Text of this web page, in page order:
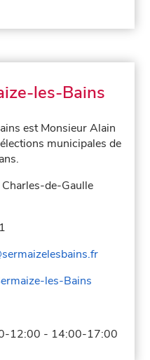
les-Bains
est Monsieur Alain
municipales de
Charles-de-Gaulle
les-Bains
12:00 - 14:00-17:00